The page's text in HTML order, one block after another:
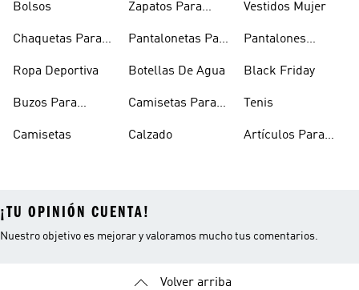
Bolsos
Chaquetas Para
Ropa Deportiva
Buzos Para
Camisetas
Zapatos Para
Pantalonetas Para
Botellas De Agua
Camisetas Para
Calzado
Vestidos Mujer
Pantalones
Black Friday
Tenis
Artículos Para
¡TU OPINIÓN CUENTA!
Nuestro objetivo es mejorar y valoramos mucho tus comentarios.
Volver arriba